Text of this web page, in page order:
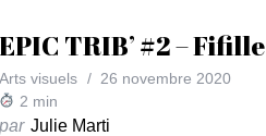
EPIC TRIB’ #2 – Fifille
Arts visuels
26 novembre 2020
2 min
par Julie Marti